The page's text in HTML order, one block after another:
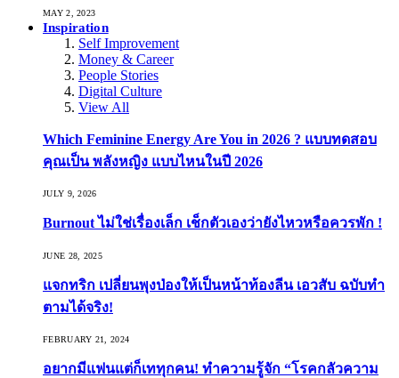
MAY 2, 2023
Inspiration
Self Improvement
Money & Career
People Stories
Digital Culture
View All
Which Feminine Energy Are You in 2026 ? แบบทดสอบ
คุณเป็น พลังหญิง แบบไหนในปี 2026
JULY 9, 2026
Burnout ไม่ใช่เรื่องเล็ก เช็กตัวเองว่ายังไหวหรือควรพัก !
JUNE 28, 2025
แจกทริก เปลี่ยนพุงป่องให้เป็นหน้าท้องลีน เอวสับ ฉบับทำ
ตามได้จริง!
FEBRUARY 21, 2024
อยากมีแฟนแต่ก็เททุกคน! ทำความรู้จัก “โรคกลัวความ